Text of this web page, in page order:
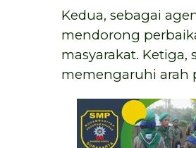
Kedua, sebagai
mendorong
masyarakat.
memengaruhi arah